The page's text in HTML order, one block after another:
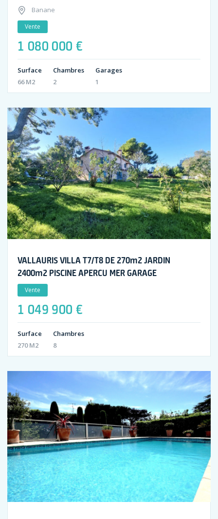
Banane
Vente
1 080 000 €
Surface
66 M2
Chambres
2
Garages
1
VALLAURIS VILLA T7/T8 DE 270m2 JARDIN
2400m2 PISCINE APERCU MER GARAGE
Vente
1 049 900 €
Surface
270 M2
Chambres
8